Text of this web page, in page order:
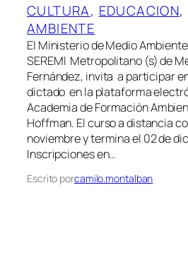
CULTURA, EDUCACION,
AMBIENTE
El Ministerio de Medio
SEREMI Metropolitano (s) de
Fernández, invita a participar
dictado en la plataforma
Academia de Formación
Hoffman. El curso a distancia
noviembre y termina el 02 de
Inscripciones en…
Escrito porcamilo.montalban